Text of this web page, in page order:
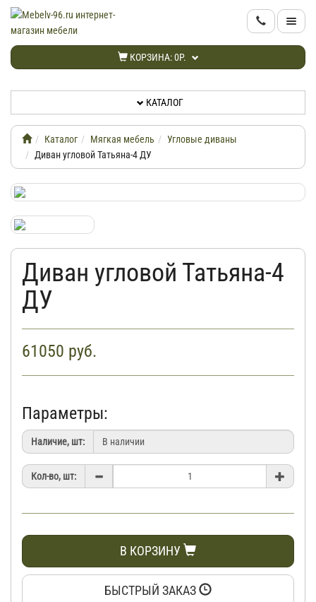
КОРЗИНА:0Р.
КАТАЛОГ
НОВИНКИ
ИНФОРМАЦИЯ
ДОСТАВКА
КАБИНЕТ
КОНТАКТЫ
КАТАЛОГ
Каталог Мягкая мебель
Угловые диваны
Диван угловой Татьяна-4 ДУ
Диван угловой Татьяна-4
ДУ
61050 руб.
Параметры:
Наличие, шт:
Кол-во, шт:
В КОРЗИНУ
БЫСТРЫЙ ЗАКАЗ